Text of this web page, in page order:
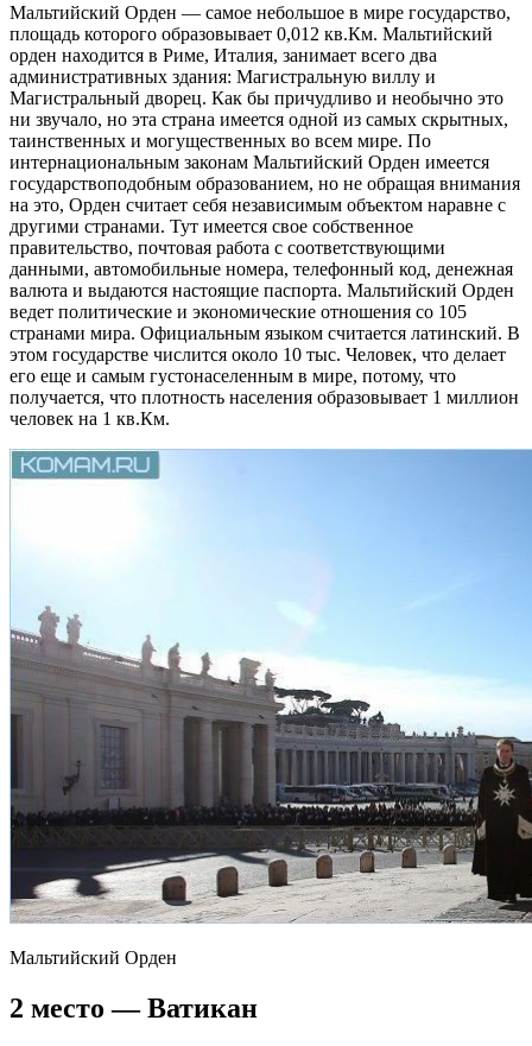
Мальтийский Орден — самое небольшое в мире государство,
площадь которого образовывает 0,012 кв.Км. Мальтийский
орден находится в Риме, Италия, занимает всего два
административных здания: Магистральную виллу и
Магистральный дворец. Как бы причудливо и необычно это
ни звучало, но эта страна имеется одной из самых скрытных,
таинственных и могущественных во всем мире. По
интернациональным законам Мальтийский Орден имеется
государствоподобным образованием, но не обращая внимания
на это, Орден считает себя независимым объектом наравне с
другими странами. Тут имеется свое собственное
правительство, почтовая работа с соответствующими
данными, автомобильные номера, телефонный код, денежная
валюта и выдаются настоящие паспорта. Мальтийский Орден
ведет политические и экономические отношения со 105
странами мира. Официальным языком считается латинский. В
этом государстве числится около 10 тыс. Человек, что делает
его еще и самым густонаселенным в мире, потому, что
получается, что плотность населения образовывает 1 миллион
человек на 1 кв.Км.
Мальтийский Орден
2 место — Ватикан